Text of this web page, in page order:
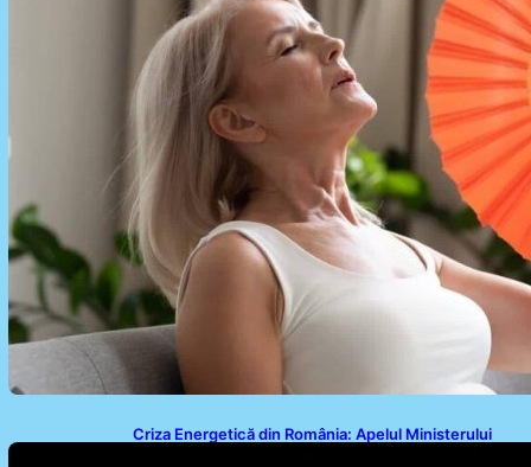
Criza Energetică din România: Apelul Ministerului